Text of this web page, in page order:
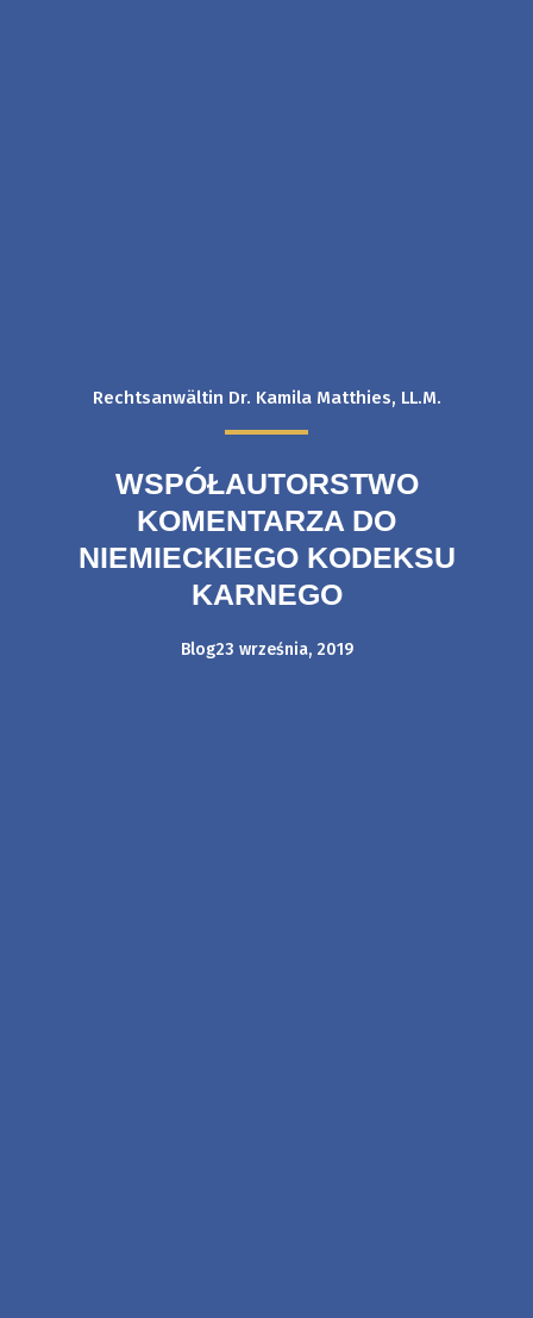
Rechtsanwältin Dr. Kamila Matthies, LL.M.
WSPÓŁAUTORSTWO
KOMENTARZA DO
NIEMIECKIEGO KODEKSU
KARNEGO
Blog23 września, 2019